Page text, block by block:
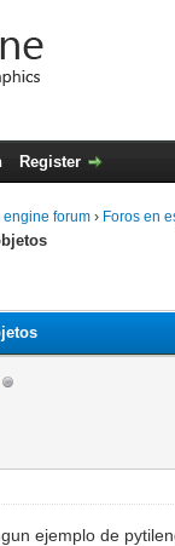
Register
forum › Foros en
ejemplo de